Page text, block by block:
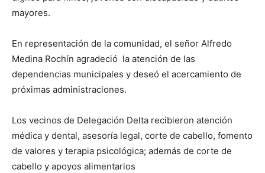
mayores.
En representación de la comunidad, el señor Alfredo
Medina Rochín agradeció la atención de las
dependencias municipales y deseó el acercamiento de
próximas administraciones.
Los vecinos de Delegación Delta recibieron atención
médica y dental, asesoría legal, corte de cabello, fomento
de valores y terapia psicológica; además de corte de
cabello y apoyos alimentarios